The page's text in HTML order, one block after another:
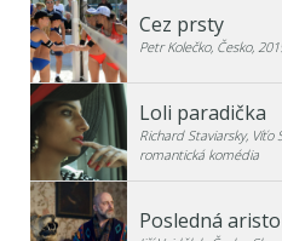
Cez prsty
Petr Kolečko, Česko,
Loli paradička
Richard Staviarsky, Víťo
romantická komédia
Posledná